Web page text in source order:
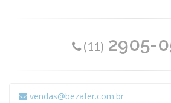
(11) 2905-
vendas@bezafer.com.br